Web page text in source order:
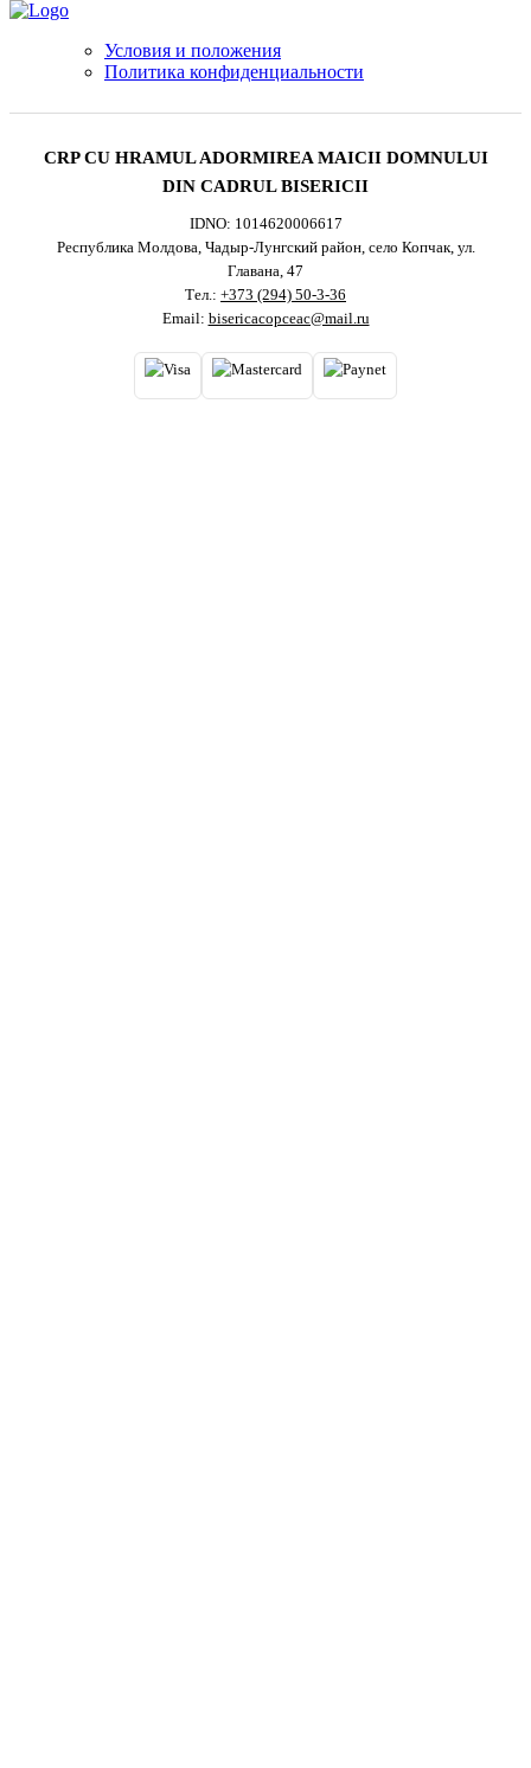
Условия и положения
Политика конфиденциальности
CRP CU HRAMUL ADORMIREA MAICII DOMNULUI
DIN CADRUL BISERICII
IDNO: 1014620006617
Республика Молдова, Чадыр-Лунгский район, село Копчак, ул.
Главана, 47
Тел.: +373 (294) 50-3-36
Email: bisericacopceac@mail.ru